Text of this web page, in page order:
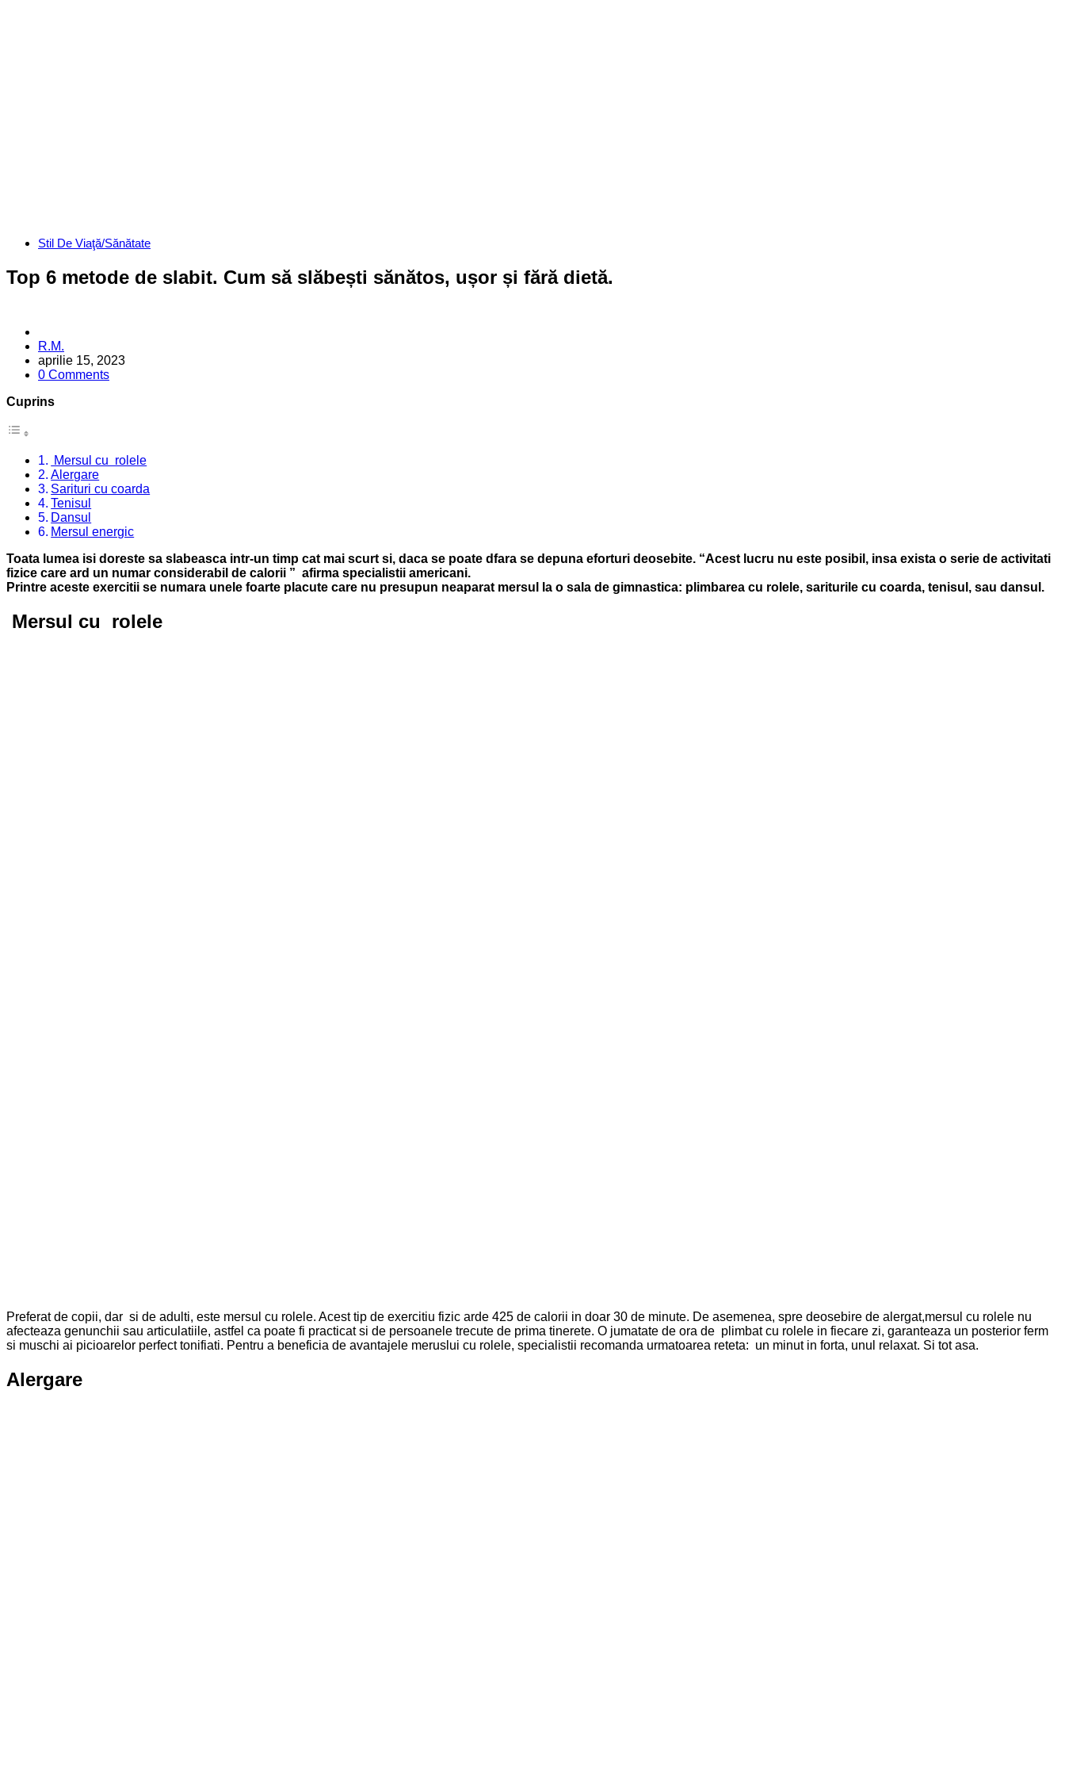
CategoriesStil De Viaţă/Sănătate
Top 6 metode de slabit. Cum să slăbești sănătos, ușor și fără dietă.
Posted
by
R.M.
aprilie 15, 2023
0 Comments
Cuprins
Mersul cu rolele
Alergare
Sarituri cu coarda
Tenisul
Dansul
Mersul energic
Toata lumea isi doreste sa slabeasca intr-un timp cat mai scurt si, daca se poate dfara se depuna eforturi deosebite. “Acest lucru nu este posibil, insa exista o serie de activitati
fizice care ard un numar considerabil de calorii ” afirma specialistii americani.
Printre aceste exercitii se numara unele foarte placute care nu presupun neaparat mersul la o sala de gimnastica: plimbarea cu rolele, sariturile cu coarda, tenisul, sau dansul.
Mersul cu rolele
Preferat de copii, dar si de adulti, este mersul cu rolele. Acest tip de exercitiu fizic arde 425 de calorii in doar 30 de minute. De asemenea, spre deosebire de alergat,mersul cu rolele nu
afecteaza genunchii sau articulatiile, astfel ca poate fi practicat si de persoanele trecute de prima tinerete. O jumatate de ora de plimbat cu rolele in fiecare zi, garanteaza un posterior ferm
si muschi ai picioarelor perfect tonifiati. Pentru a beneficia de avantajele meruslui cu rolele, specialistii recomanda urmatoarea reteta: un minut in forta, unul relaxat. Si tot asa.
Alergare